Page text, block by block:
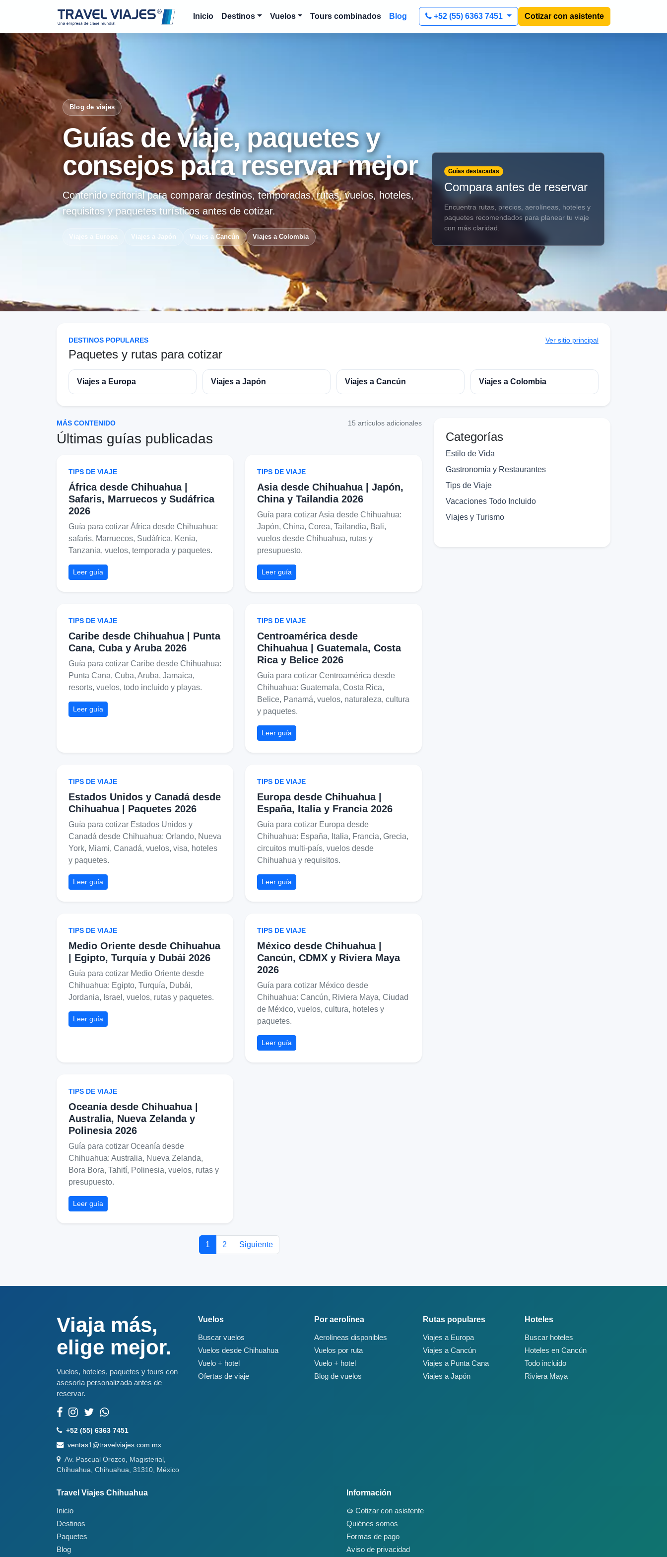
Inicio Destinos Vuelos Tours combinados Blog +52 (55) 6363 7451 Cotizar con asistente
Blog de viajes
Guías de viaje, paquetes y
consejos para reservar mejor
Contenido editorial para comparar destinos, temporadas, rutas, vuelos, hoteles,
requisitos y paquetes turísticos antes de cotizar.
Viajes a Europa Viajes a Japón Viajes a Cancún Viajes a Colombia
Guías destacadas
Compara antes de reservar
Encuentra rutas, precios, aerolíneas, hoteles y
paquetes recomendados para planear tu viaje
con más claridad.
DESTINOS POPULARES
Paquetes y rutas para cotizar
Ver sitio principal
Viajes a Europa Viajes a Japón Viajes a Cancún Viajes a Colombia
MÁS CONTENIDO
Últimas guías publicadas
15 artículos adicionales
TIPS DE VIAJE
África desde Chihuahua |
Safaris, Marruecos y Sudáfrica
2026
Guía para cotizar África desde Chihuahua:
safaris, Marruecos, Sudáfrica, Kenia,
Tanzania, vuelos, temporada y paquetes.
Leer guía
TIPS DE VIAJE
Asia desde Chihuahua | Japón,
China y Tailandia 2026
Guía para cotizar Asia desde Chihuahua:
Japón, China, Corea, Tailandia, Bali,
vuelos desde Chihuahua, rutas y
presupuesto.
Leer guía
TIPS DE VIAJE
Caribe desde Chihuahua | Punta
Cana, Cuba y Aruba 2026
Guía para cotizar Caribe desde Chihuahua:
Punta Cana, Cuba, Aruba, Jamaica,
resorts, vuelos, todo incluido y playas.
Leer guía
TIPS DE VIAJE
Centroamérica desde
Chihuahua | Guatemala, Costa
Rica y Belice 2026
Guía para cotizar Centroamérica desde
Chihuahua: Guatemala, Costa Rica,
Belice, Panamá, vuelos, naturaleza, cultura
y paquetes.
Leer guía
TIPS DE VIAJE
Estados Unidos y Canadá desde
Chihuahua | Paquetes 2026
Guía para cotizar Estados Unidos y
Canadá desde Chihuahua: Orlando, Nueva
York, Miami, Canadá, vuelos, visa, hoteles
y paquetes.
Leer guía
TIPS DE VIAJE
Europa desde Chihuahua |
España, Italia y Francia 2026
Guía para cotizar Europa desde
Chihuahua: España, Italia, Francia, Grecia,
circuitos multi-país, vuelos desde
Chihuahua y requisitos.
Leer guía
TIPS DE VIAJE
Medio Oriente desde Chihuahua
| Egipto, Turquía y Dubái 2026
Guía para cotizar Medio Oriente desde
Chihuahua: Egipto, Turquía, Dubái,
Jordania, Israel, vuelos, rutas y paquetes.
Leer guía
TIPS DE VIAJE
México desde Chihuahua |
Cancún, CDMX y Riviera Maya
2026
Guía para cotizar México desde
Chihuahua: Cancún, Riviera Maya, Ciudad
de México, vuelos, cultura, hoteles y
paquetes.
Leer guía
TIPS DE VIAJE
Oceanía desde Chihuahua |
Australia, Nueva Zelanda y
Polinesia 2026
Guía para cotizar Oceanía desde
Chihuahua: Australia, Nueva Zelanda,
Bora Bora, Tahití, Polinesia, vuelos, rutas y
presupuesto.
Leer guía
1 2 Siguiente
Categorías
Estilo de Vida
Gastronomía y Restaurantes
Tips de Viaje
Vacaciones Todo Incluido
Viajes y Turismo
Viaja más,
elige mejor.
Vuelos, hoteles, paquetes y tours con
asesoría personalizada antes de
reservar.
+52 (55) 6363 7451
ventas1@travelviajes.com.mx
Av. Pascual Orozco, Magisterial,
Chihuahua, Chihuahua, 31310, México
Vuelos
Buscar vuelos
Vuelos desde Chihuahua
Vuelo + hotel
Ofertas de viaje
Por aerolínea
Aerolíneas disponibles
Vuelos por ruta
Vuelo + hotel
Blog de vuelos
Rutas populares
Viajes a Europa
Viajes a Cancún
Viajes a Punta Cana
Viajes a Japón
Hoteles
Buscar hoteles
Hoteles en Cancún
Todo incluido
Riviera Maya
Travel Viajes Chihuahua
Inicio
Destinos
Paquetes
Blog
Información
Cotizar con asistente
Quiénes somos
Formas de pago
Aviso de privacidad